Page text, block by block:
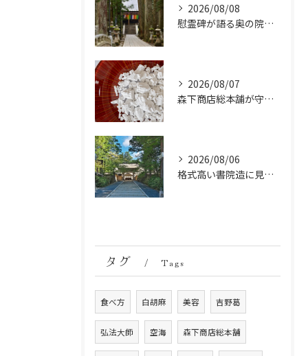
2026/08/08
慰霊碑が語る奥の院の過去：祈りと歴史の中間地点
2026/08/07
森下商店総本舗が守り続ける伝統の胡麻豆腐に使う吉野葛の純度と効能
2026/08/06
格式高い書院造に見る金剛峯寺の中世から近世への変遷
タグ Tags
食べ方 白胡麻 美容 吉野葛
弘法大師 空海 森下商店総本舗